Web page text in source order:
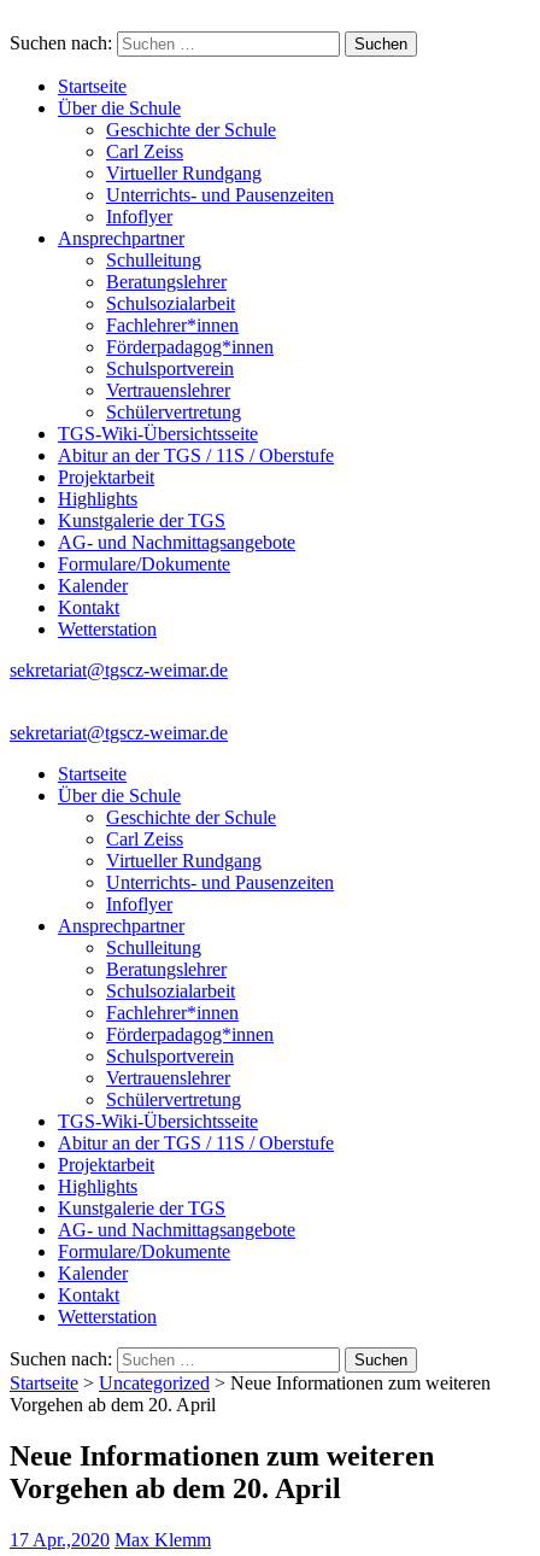
Suchen nach:
Startseite
Über die Schule
Geschichte der Schule
Carl Zeiss
Virtueller Rundgang
Unterrichts- und Pausenzeiten
Infoflyer
Ansprechpartner
Schulleitung
Beratungslehrer
Schulsozialarbeit
Fachlehrer*innen
Förderpadagog*innen
Schulsportverein
Vertrauenslehrer
Schülervertretung
TGS-Wiki-Übersichtsseite
Abitur an der TGS / 11S / Oberstufe
Projektarbeit
Highlights
Kunstgalerie der TGS
AG- und Nachmittagsangebote
Formulare/Dokumente
Kalender
Kontakt
Wetterstation
sekretariat@tgscz-weimar.de
sekretariat@tgscz-weimar.de
Startseite
Über die Schule
Geschichte der Schule
Carl Zeiss
Virtueller Rundgang
Unterrichts- und Pausenzeiten
Infoflyer
Ansprechpartner
Schulleitung
Beratungslehrer
Schulsozialarbeit
Fachlehrer*innen
Förderpadagog*innen
Schulsportverein
Vertrauenslehrer
Schülervertretung
TGS-Wiki-Übersichtsseite
Abitur an der TGS / 11S / Oberstufe
Projektarbeit
Highlights
Kunstgalerie der TGS
AG- und Nachmittagsangebote
Formulare/Dokumente
Kalender
Kontakt
Wetterstation
Suchen nach:
Startseite > Uncategorized > Neue Informationen zum weiteren
Vorgehen ab dem 20. April
Neue Informationen zum weiteren
Vorgehen ab dem 20. April
17 Apr.,2020 Max Klemm